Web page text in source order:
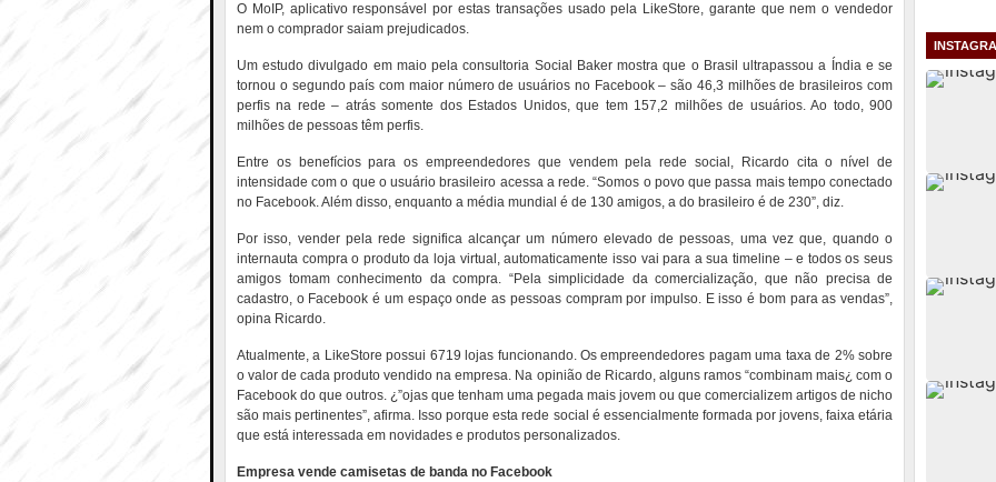
O MoIP, aplicativo responsável por estas transações usado pela LikeStore, garante que nem o vendedor
nem o comprador saiam prejudicados.
Um estudo divulgado em maio pela consultoria Social Baker mostra que o Brasil ultrapassou a Índia e se
tornou o segundo país com maior número de usuários no Facebook – são 46,3 milhões de brasileiros com
perfis na rede – atrás somente dos Estados Unidos, que tem 157,2 milhões de usuários. Ao todo, 900
milhões de pessoas têm perfis.
Entre os benefícios para os empreendedores que vendem pela rede social, Ricardo cita o nível de
intensidade com o que o usuário brasileiro acessa a rede. “Somos o povo que passa mais tempo conectado
no Facebook. Além disso, enquanto a média mundial é de 130 amigos, a do brasileiro é de 230”, diz.
Por isso, vender pela rede significa alcançar um número elevado de pessoas, uma vez que, quando o
internauta compra o produto da loja virtual, automaticamente isso vai para a sua timeline – e todos os seus
amigos tomam conhecimento da compra. “Pela simplicidade da comercialização, que não precisa de
cadastro, o Facebook é um espaço onde as pessoas compram por impulso. E isso é bom para as vendas”,
opina Ricardo.
Atualmente, a LikeStore possui 6719 lojas funcionando. Os empreendedores pagam uma taxa de 2% sobre
o valor de cada produto vendido na empresa. Na opinião de Ricardo, alguns ramos “combinam mais¿ com o
Facebook do que outros. ¿”ojas que tenham uma pegada mais jovem ou que comercializem artigos de nicho
são mais pertinentes”, afirma. Isso porque esta rede social é essencialmente formada por jovens, faixa etária
que está interessada em novidades e produtos personalizados.
Empresa vende camisetas de banda no Facebook